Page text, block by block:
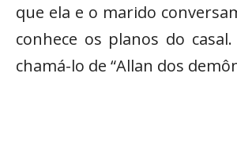
que ela e o marido
conhece os planos do
chamá-lo de “Allan dos